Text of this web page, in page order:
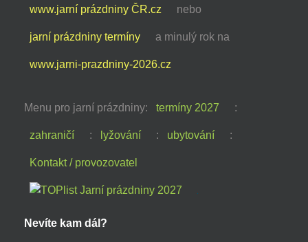
www.jarní prázdniny ČR.cz
nebo
jarní prázdniny termíny a minulý rok na
www.jarni-prazdniny-2026.cz
Menu pro jarní prázdniny: termíny 2027 :
zahraničí : lyžování : ubytování :
Kontakt / provozovatel
Nevíte kam dál?